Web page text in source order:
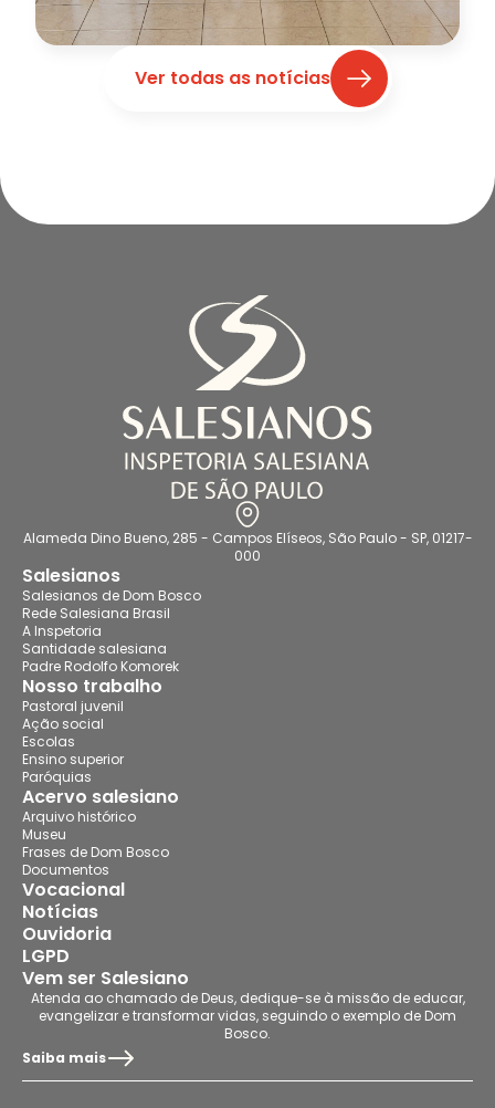
Ver todas as notícias
Alameda Dino Bueno, 285 - Campos Elíseos, São Paulo - SP, 01217-
000
Salesianos
Salesianos de Dom Bosco
Rede Salesiana Brasil
A Inspetoria
Santidade salesiana
Padre Rodolfo Komorek
Nosso trabalho
Pastoral juvenil
Ação social
Escolas
Ensino superior
Paróquias
Acervo salesiano
Arquivo histórico
Museu
Frases de Dom Bosco
Documentos
Vocacional
Notícias
Ouvidoria
LGPD
Vem ser Salesiano
Atenda ao chamado de Deus, dedique-se à missão de educar,
evangelizar e transformar vidas, seguindo o exemplo de Dom
Bosco.
Saiba mais